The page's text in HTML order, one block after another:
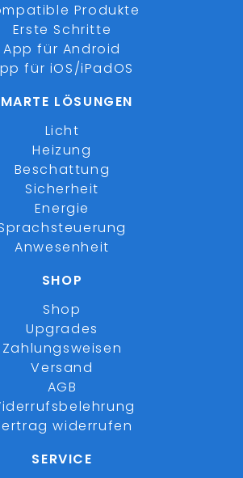
Produkte
Erste Schritte
App für Android
für iOS/iPadOS
LÖSUNGEN
Licht
Heizung
Beschattung
Sicherheit
Energie
Anwesenheit
SHOP
Shop
Upgrades
Zahlungsweisen
Versand
AGB
widerrufen
SERVICE